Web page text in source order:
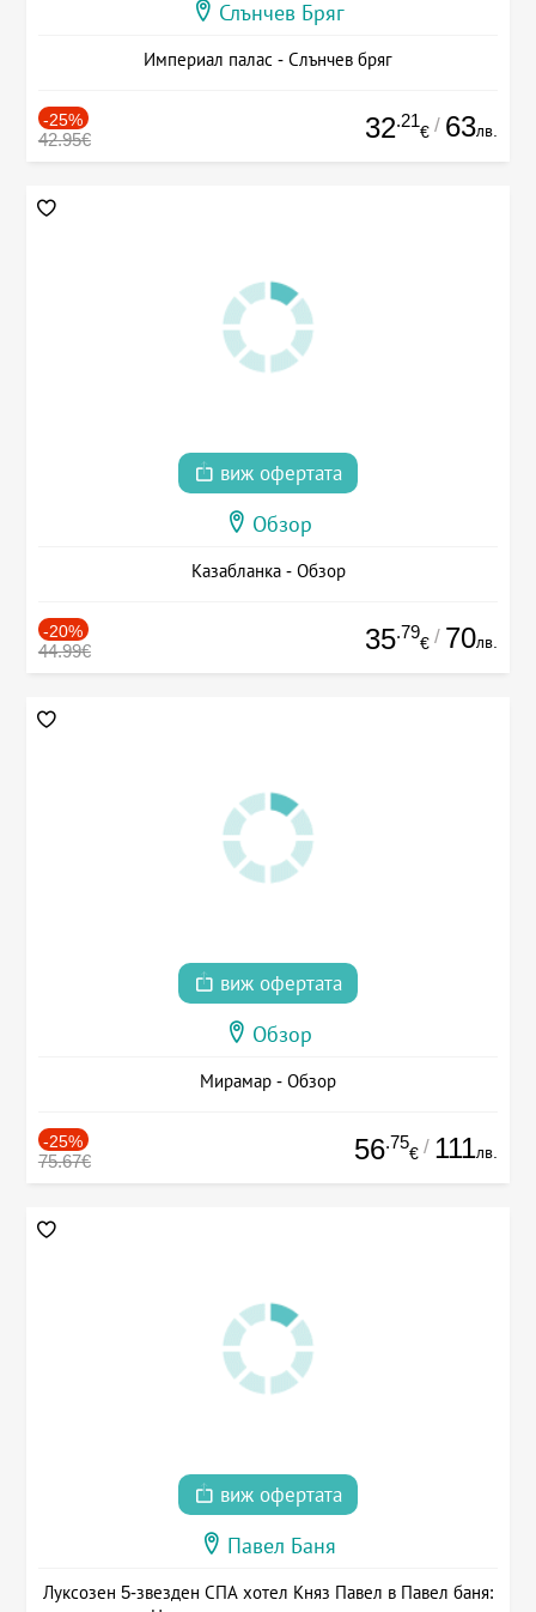
Слънчев Бряг
Империал палас - Слънчев бряг
-25%
42.95€ 32.21
€ / 63лв.
виж офертата
Обзор
Казабланка - Обзор
-20%
44.99€ 35.79
€ / 70лв.
виж офертата
Обзор
Мирамар - Обзор
-25%
75.67€ 56.75
€ / 111лв.
виж офертата
Павел Баня
Луксозен 5-звезден СПА хотел Княз Павел в Павел баня: